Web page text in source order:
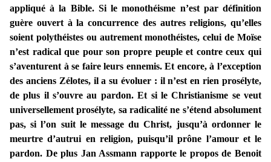
appliqué à la Bible. Si le monothéisme n’est par définition
guère ouvert à la concurrence des autres religions, qu’elles
soient polythéistes ou autrement monothéistes, celui de Moïse
n’est radical que pour son propre peuple et contre ceux qui
s’aventurent à se faire leurs ennemis. Et encore, à l’exception
des anciens Zélotes, il a su évoluer : il n’est en rien prosélyte,
de plus il s’ouvre au pardon. Et si le Christianisme se veut
universellement prosélyte, sa radicalité ne s’étend absolument
pas, si l’on suit le message du Christ, jusqu’à ordonner le
meurtre d’autrui en religion, puisqu’il prône l’amour et le
pardon. De plus Jan Assmann rapporte le propos de Benoit